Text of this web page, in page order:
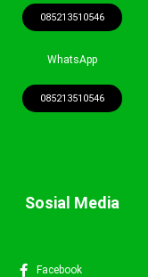
085213510546
WhatsApp
085213510546
Sosial Media
Facebook